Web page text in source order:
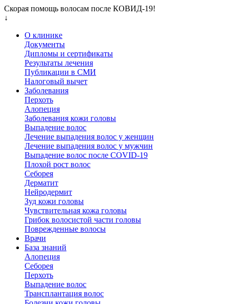
Скорая помощь волосам после КОВИД-19!
↓
О клинике
Документы
Дипломы и сертификаты
Результаты лечения
Публикации в СМИ
Налоговый вычет
Заболевания
Перхоть
Алопеция
Заболевания кожи головы
Выпадение волос
Лечение выпадения волос у женщин
Лечение выпадения волос у мужчин
Выпадение волос после COVID-19
Плохой рост волос
Cеборея
Дерматит
Нейродермит
Зуд кожи головы
Чувствительная кожа головы
Грибок волосистой части головы
Поврежденные волосы
Врачи
База знаний
Алопеция
Себорея
Перхоть
Выпадение волос
Трансплантация волос